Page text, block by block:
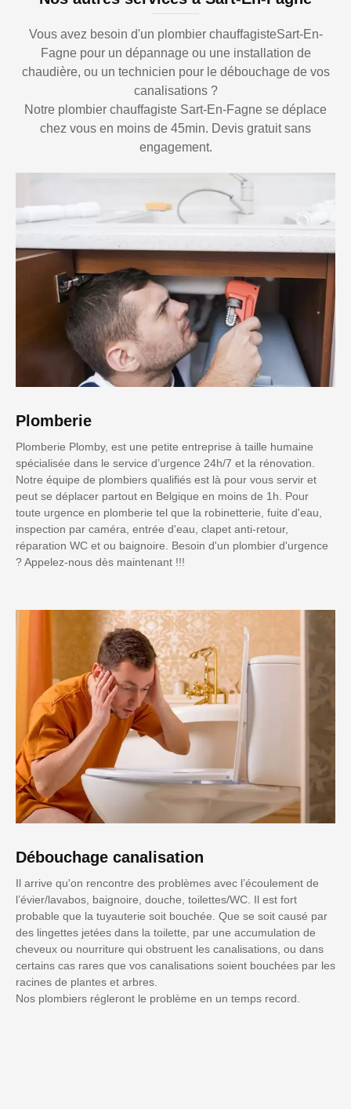
Vous avez besoin d'un plombier chauffagisteSart-En-
Fagne pour un dépannage ou une installation de
chaudière, ou un technicien pour le débouchage de vos
canalisations ?
Notre plombier chauffagiste Sart-En-Fagne se déplace
chez vous en moins de 45min. Devis gratuit sans
engagement.
Plomberie
Plomberie Plomby, est une petite entreprise à taille humaine
spécialisée dans le service d’urgence 24h/7 et la rénovation.
Notre équipe de plombiers qualifiés est là pour vous servir et
peut se déplacer partout en Belgique en moins de 1h. Pour
toute urgence en plomberie tel que la robinetterie, fuite d'eau,
inspection par caméra, entrée d'eau, clapet anti-retour,
réparation WC et ou baignoire. Besoin d'un plombier d'urgence
? Appelez-nous dès maintenant !!!
Débouchage canalisation
Il arrive qu'on rencontre des problèmes avec l’écoulement de
l’évier/lavabos, baignoire, douche, toilettes/WC. Il est fort
probable que la tuyauterie soit bouchée. Que se soit causé par
des lingettes jetées dans la toilette, par une accumulation de
cheveux ou nourriture qui obstruent les canalisations, ou dans
certains cas rares que vos canalisations soient bouchées par les
racines de plantes et arbres.
Nos plombiers régleront le problème en un temps record.